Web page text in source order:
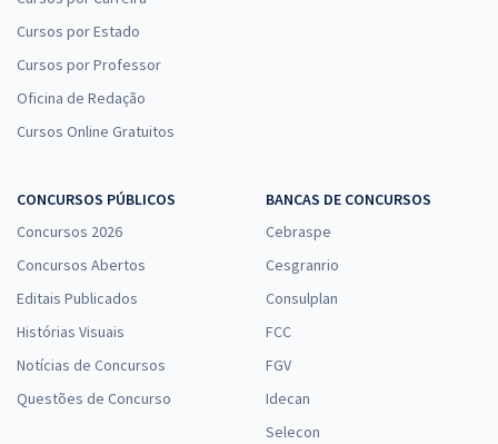
Cursos por Estado
Cursos por Professor
Oficina de Redação
Cursos Online Gratuitos
CONCURSOS PÚBLICOS
Concursos 2026
Concursos Abertos
Editais Publicados
Histórias Visuais
Notícias de Concursos
Questões de Concurso
BANCAS DE CONCURSOS
Cebraspe
Cesgranrio
Consulplan
FCC
FGV
Idecan
Selecon